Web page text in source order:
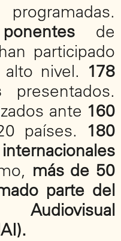
de
participado
nivel. 178
presentados.
ante 160
países. 180
más de 50
parte del